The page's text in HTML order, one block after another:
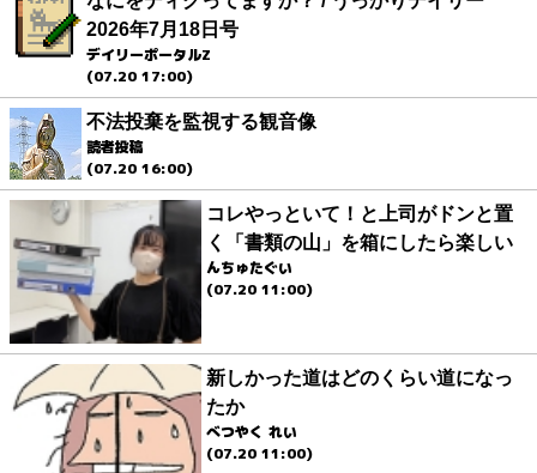
2026年7月18日号
デイリーポータルZ
(07.20 17:00)
不法投棄を監視する観音像
読者投稿
(07.20 16:00)
コレやっといて！と上司がドンと置
く「書類の山」を箱にしたら楽しい
んちゅたぐい
(07.20 11:00)
新しかった道はどのくらい道になっ
たか
べつやく れい
(07.20 11:00)